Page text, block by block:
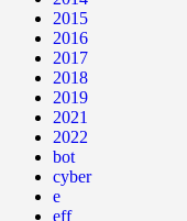
2015
2016
2017
2018
2019
2021
2022
bot
cyber
e
eff